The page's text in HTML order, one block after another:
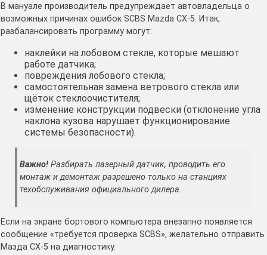
В мануале производитель предупреждает автовладельца о
возможных причинах ошибок SCBS Mazda CX-5. Итак,
разбалансировать программу могут:
наклейки на лобовом стекле, которые мешают
работе датчика;
повреждения лобового стекла;
самостоятельная замена ветрового стекла или
щёток стеклоочистителя;
изменение конструкции подвески (отклонение угла
наклона кузова нарушает функционирование
системы безопасности).
Важно! Разбирать лазерный датчик, проводить его
монтаж и демонтаж разрешено только на станциях
техобслуживания официального дилера.
Если на экране бортового компьютера внезапно появляется
сообщение «требуется проверка SCBS», желательно отправить
Мазда СХ-5 на диагностику.